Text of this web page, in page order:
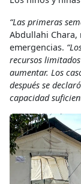
“Las primeras
Abdullahi
emergencias.
recursos
aumentar. Los
después se
capacidad